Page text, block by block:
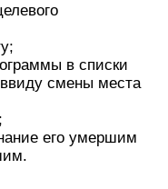
в списки
смены места
его умершим